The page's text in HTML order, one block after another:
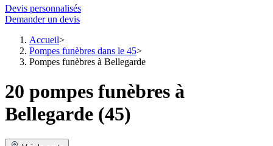
Devis personnalisés
Demander un devis
Accueil
Pompes funèbres dans le 45
Pompes funèbres à Bellegarde
20 pompes funèbres à
Bellegarde (45)